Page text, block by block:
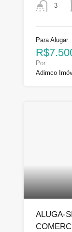
3
Para Alugar
Por
Adimco
ALUGA-